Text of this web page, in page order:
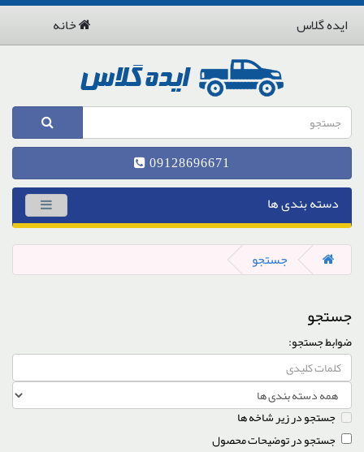
ایده گلاس خانه
09128696671
دسته بندی ها
جستجو
جستجو
ضوابط جستجو:
جستجو در زیر شاخه ها
جستجو در توضیحات محصول